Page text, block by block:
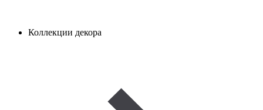
Коллекции декора